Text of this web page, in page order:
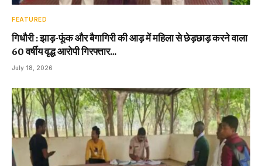
FEATURED
गिधौरी : झाड़-फूंक और बैगागिरी की आड़ में महिला से छेड़छाड़ करने वाला
60 वर्षीय वृद्ध आरोपी गिरफ्तार…
July 18, 2026